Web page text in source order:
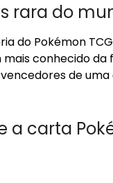
rara do
do Pokémon
conhecido da
de
a carta